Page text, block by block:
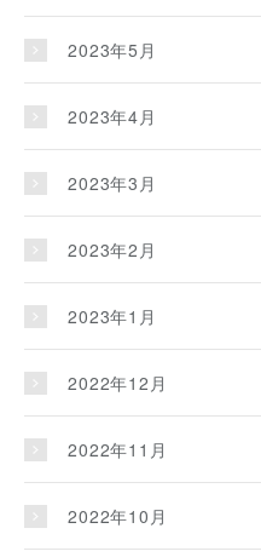
2023年5月
2023年4月
2023年3月
2023年2月
2023年1月
2022年12月
2022年11月
2022年10月